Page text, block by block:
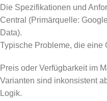
Die Spezifikationen und
Central (Primärquelle:
Data).
Typische Probleme, die eine
Preis oder Verfügbarkeit im
Varianten sind inkonsistent
Logik.